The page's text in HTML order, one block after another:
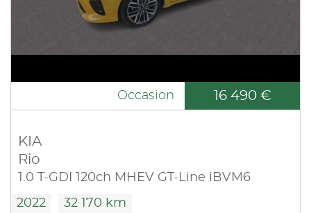
Occasion 16 490 €
KIA
Rio
1.0 T-GDI 120ch MHEV GT-Line iBVM6
2022 32 170 km